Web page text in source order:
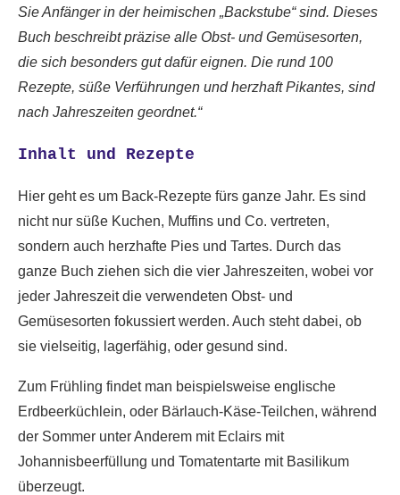
Sie Anfänger in der heimischen „Backstube“ sind. Dieses
Buch beschreibt präzise alle Obst- und Gemüsesorten,
die sich besonders gut dafür eignen. Die rund 100
Rezepte, süße Verführungen und herzhaft Pikantes, sind
nach Jahreszeiten geordnet.“
Inhalt und Rezepte
Hier geht es um Back-Rezepte fürs ganze Jahr. Es sind
nicht nur süße Kuchen, Muffins und Co. vertreten,
sondern auch herzhafte Pies und Tartes. Durch das
ganze Buch ziehen sich die vier Jahreszeiten, wobei vor
jeder Jahreszeit die verwendeten Obst- und
Gemüsesorten fokussiert werden. Auch steht dabei, ob
sie vielseitig, lagerfähig, oder gesund sind.
Zum Frühling findet man beispielsweise englische
Erdbeerküchlein, oder Bärlauch-Käse-Teilchen, während
der Sommer unter Anderem mit Eclairs mit
Johannisbeerfüllung und Tomatentarte mit Basilikum
überzeugt.